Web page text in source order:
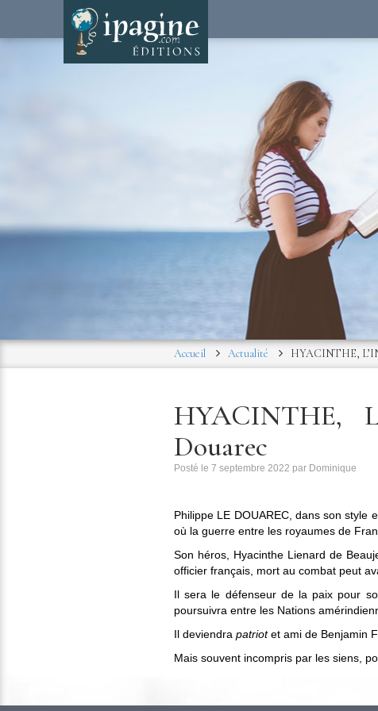
Accueil Actualité HYACINTHE,
HYACINTHE,
Douarec
Posté le 7 septembre 2022 par Dominique
Philippe LE DOUAREC, dans son style
où la guerre entre les royaumes de
Son héros, Hyacinthe Lienard de
officier français, mort au combat peut
Il sera le défenseur de la paix pour
poursuivra entre les Nations
Il deviendra patriot et ami de Benjamin
Mais souvent incompris par les siens,